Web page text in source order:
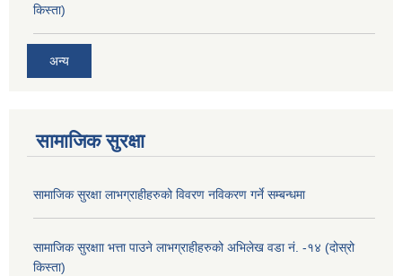
किस्ता)
अन्य
सामाजिक सुरक्षा
सामाजिक सुरक्षा लाभग्राहीहरुको विवरण नविकरण गर्ने सम्बन्धमा
सामाजिक सुरक्षाा भत्ता पाउने लाभग्राहीहरुको अभिलेख वडा नं. -१४ (दोस्रो
किस्ता)